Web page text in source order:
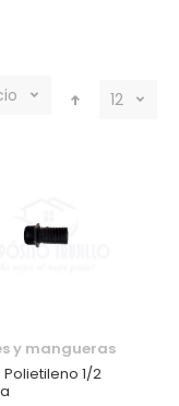
12
y mangueras
1/2